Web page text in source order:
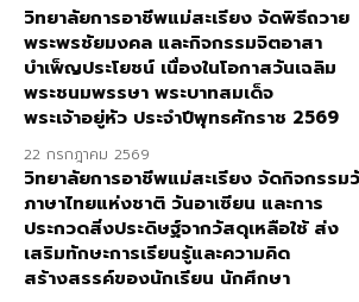
วิทยาลัยการอาชีพแม่สะเรียง จัดพิธีถวาย
พระพรชัยมงคล และกิจกรรมจิตอาสา
บำเพ็ญประโยชน์ เนื่องในโอกาสวันเฉลิม
พระชนมพรรษา พระบาทสมเด็จ
พระเจ้าอยู่หัว ประจำปีพุทธศักราช 2569
22 กรกฎาคม 2569
วิทยาลัยการอาชีพแม่สะเรียง จัดกิจกรรม
ภาษาไทยแห่งชาติ วันอาเซียน และการ
ประกวดสิ่งประดิษฐ์จากวัสดุเหลือใช้ ส่ง
เสริมทักษะการเรียนรู้และความคิด
สร้างสรรค์ของนักเรียน นักศึกษา